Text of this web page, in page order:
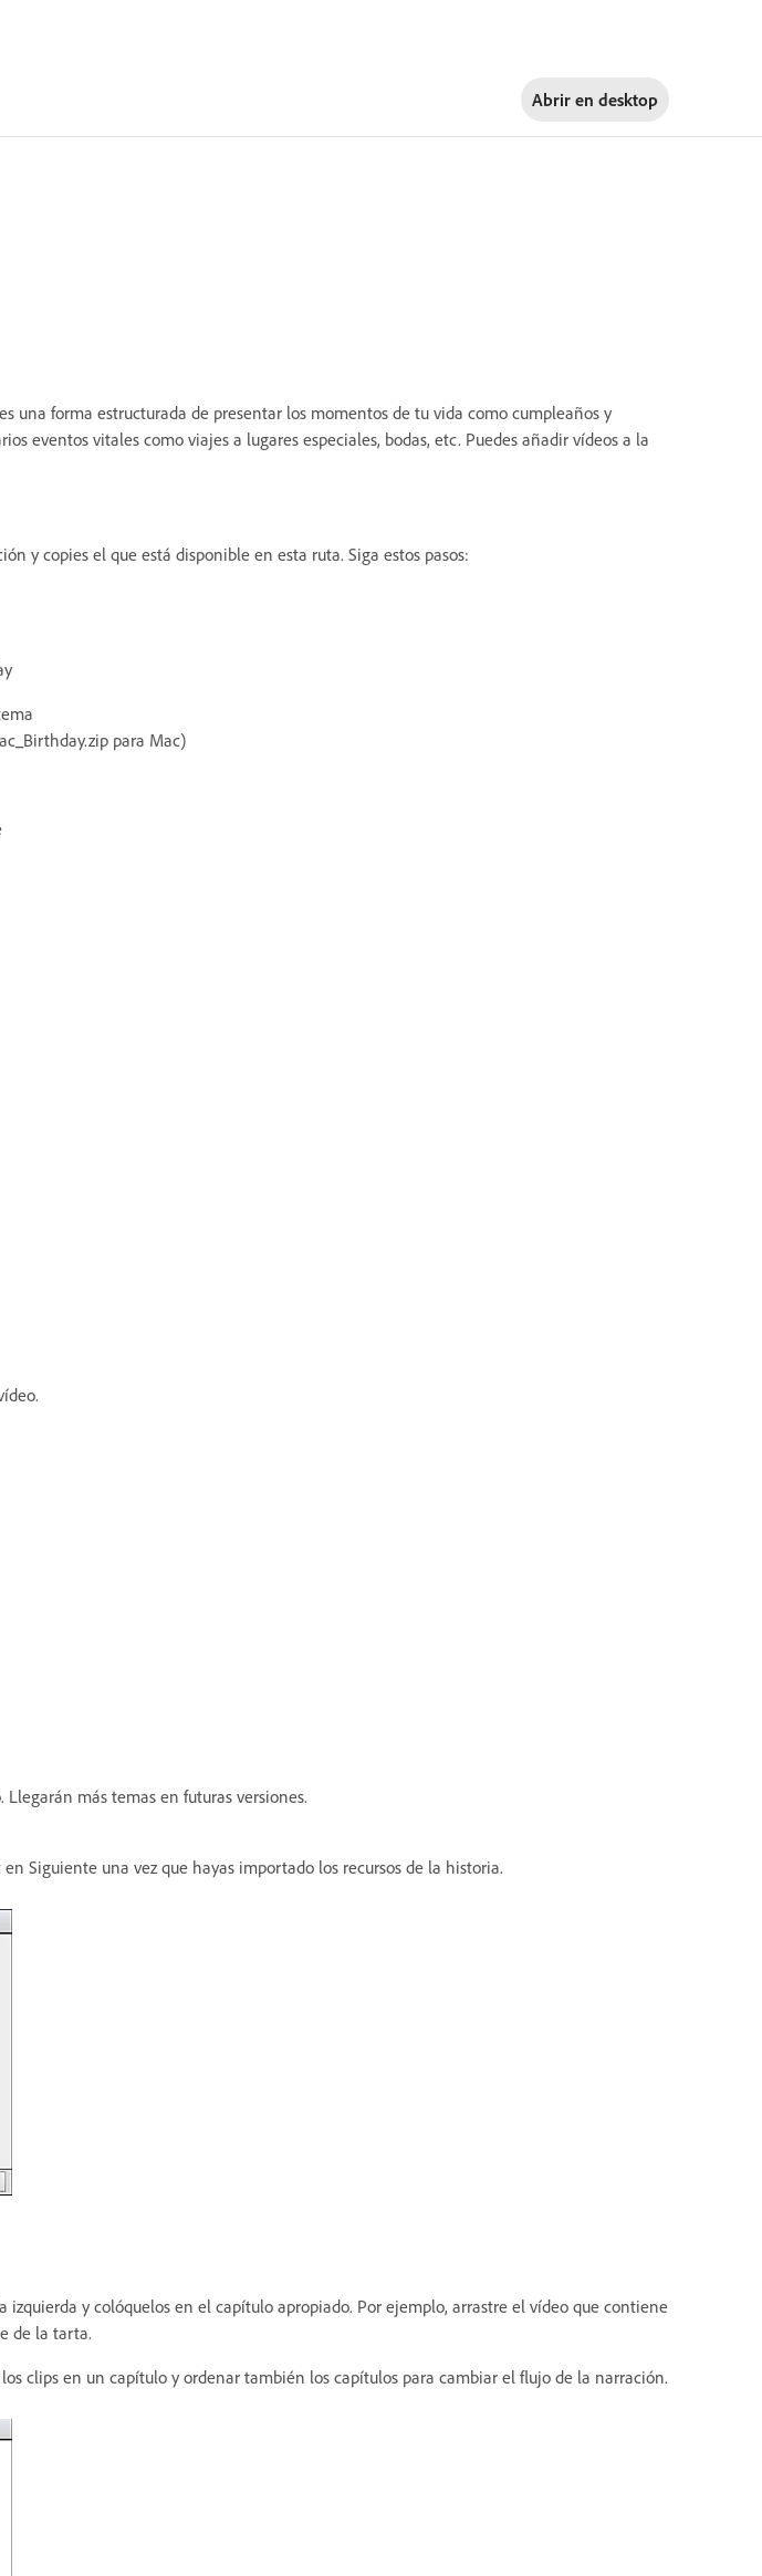
Abrir en desktop
una forma estructurada de presentar los momentos de tu vida como cumpleaños y
eventos vitales como viajes a lugares especiales, bodas, etc. Puedes añadir vídeos a la
y copies el que está disponible en esta ruta. Siga estos pasos:
para Mac)
más temas en futuras versiones.
Siguiente una vez que hayas importado los recursos de la historia.
y colóquelos en el capítulo apropiado. Por ejemplo, arrastre el vídeo que contiene
de la tarta.
clips en un capítulo y ordenar también los capítulos para cambiar el flujo de la narración.